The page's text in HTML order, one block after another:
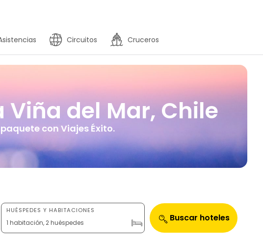
Circuitos Cruceros
del Mar, Chile
con Viajes Éxito.
HUÉSPEDES Y HABITACIONES
1 habitación, 2 huéspedes Buscar hoteles